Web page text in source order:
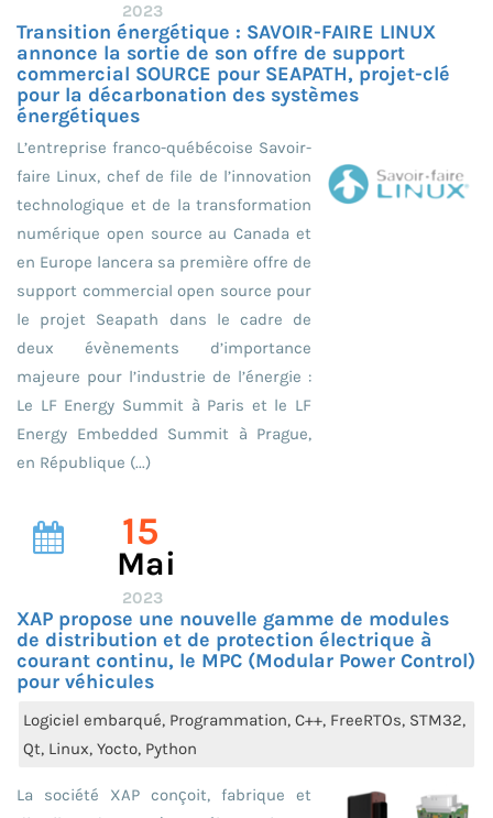
2023
Transition énergétique : SAVOIR-FAIRE LINUX
annonce la sortie de son offre de support
commercial SOURCE pour SEAPATH, projet-clé
pour la décarbonation des systèmes
énergétiques
L’entreprise franco-québécoise Savoir-
faire Linux, chef de file de l’innovation
technologique et de la transformation
numérique open source au Canada et
en Europe lancera sa première offre de
support commercial open source pour
le projet Seapath dans le cadre de
deux évènements d’importance
majeure pour l’industrie de l’énergie :
Le LF Energy Summit à Paris et le LF
Energy Embedded Summit à Prague,
en République (...)
15
Mai
2023
XAP propose une nouvelle gamme de modules
de distribution et de protection électrique à
courant continu, le MPC (Modular Power Control)
pour véhicules
Logiciel embarqué, Programmation, C++, FreeRTOs, STM32,
Qt, Linux, Yocto, Python
La société XAP conçoit, fabrique et